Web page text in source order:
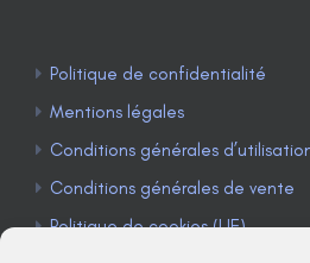
Politique de confidentialité
Mentions légales
Conditions générales
Conditions générales de vente
Politique de cookies (UE)